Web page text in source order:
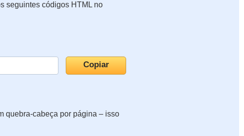
seguintes códigos HTML no
quebra-cabeça por página – isso